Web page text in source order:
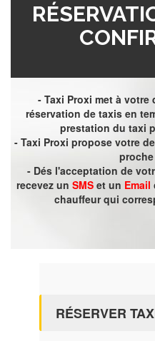
- Taxi Proxi met à
réservation de taxis en
prestation du taxi
- Taxi Proxi propose votre
- Dés l'acceptation de
recevez un SMSet un Email
chauffeur qui
RÉSERVER